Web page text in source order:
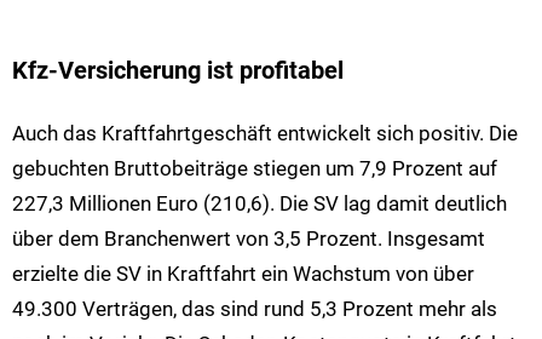
Kfz-Versicherung ist profitabel
Auch das Kraftfahrtgeschäft entwickelt sich positiv. Die
gebuchten Bruttobeiträge stiegen um 7,9 Prozent auf
227,3 Millionen Euro (210,6). Die SV lag damit deutlich
über dem Branchenwert von 3,5 Prozent. Insgesamt
erzielte die SV in Kraftfahrt ein Wachstum von über
49.300 Verträgen, das sind rund 5,3 Prozent mehr als